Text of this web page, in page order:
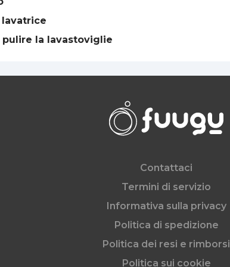
la lavastoviglie
Contattaci
Termini di servizio
Informativa sulla privacy
Politica di spedizione
Politica dei resi e rimborsi
Politica sui cookie